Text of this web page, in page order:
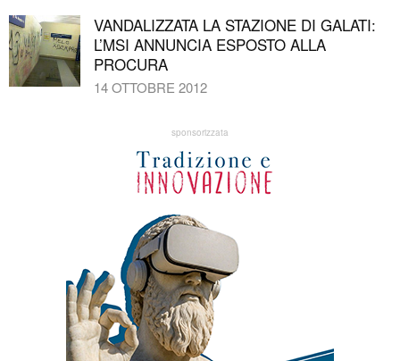
VANDALIZZATA LA STAZIONE DI GALATI:
L’MSI ANNUNCIA ESPOSTO ALLA
PROCURA
14 OTTOBRE 2012
sponsorizzata